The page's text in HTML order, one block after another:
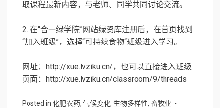
取课程最新内容，与老师、同学共同讨论交流。
2. 在“合一绿学院”网站绿资库注册后，在首页找到
“加入班级”，选择“可持续食物“班级进入学习。
网址：http://xue.lvziku.cn/，也可以直接进入班级
页面：http://xue.lvziku.cn/classroom/9/threads
Posted in 化肥农药, 气候变化, 生物多样性, 畜牧业